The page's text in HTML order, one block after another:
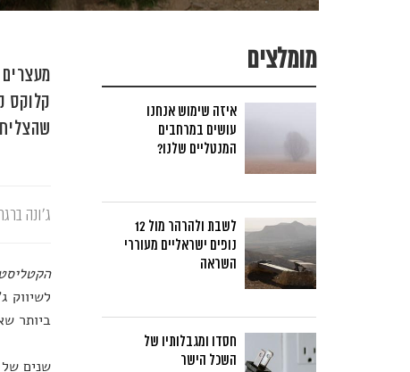
קלוקס
ג'ונה
לשיווק
ביותר
שנים של
מומלצים
איזה שימוש אנחנו
עושים במרחבים
המנטליים שלנו?
לשבת ולהרהר מול 12
נופים ישראליים מעוררי
השראה
חסדו ומגבלותיו של
השכל הישר